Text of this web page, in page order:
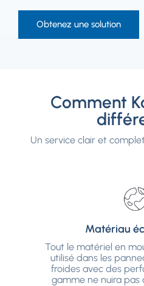
Obtenez une solution
Comment
Un service clair et
Matériau
Tout le matériel en
utilisé dans les
froides avec des
gamme ne nuira pas
Tout le matériel en
utilisé dans les
froides avec des
gamme ne nuira pas